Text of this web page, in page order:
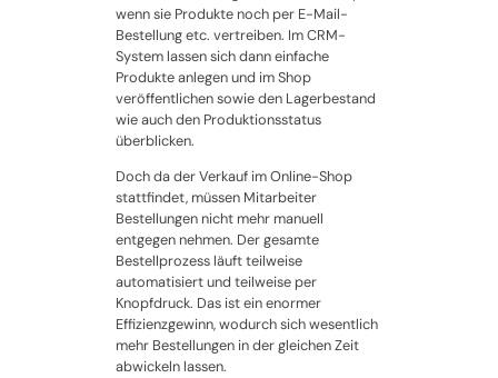
wenn sie Produkte noch per E-Mail-
Bestellung etc. vertreiben. Im CRM-
System lassen sich dann einfache
Produkte anlegen und im Shop
veröffentlichen sowie den Lagerbestand
wie auch den Produktionsstatus
überblicken.
Doch da der Verkauf im Online-Shop
stattfindet, müssen Mitarbeiter
Bestellungen nicht mehr manuell
entgegen nehmen. Der gesamte
Bestellprozess läuft teilweise
automatisiert und teilweise per
Knopfdruck. Das ist ein enormer
Effizienzgewinn, wodurch sich wesentlich
mehr Bestellungen in der gleichen Zeit
abwickeln lassen.